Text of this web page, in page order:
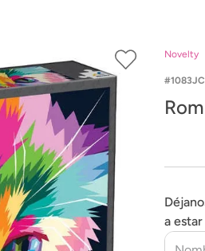
Novelty
a